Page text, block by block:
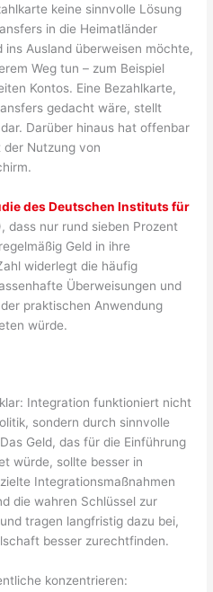
keine sinnvolle Lösung
in die Heimatländer
Ausland überweisen möchte,
Weg tun – zum Beispiel
Kontos. Eine Bezahlkarte,
gedacht wäre, stellt
Darüber hinaus hat offenbar
Nutzung von
des Deutschen Instituts für
dass nur rund sieben Prozent
Geld in ihre
widerlegt die häufig
Überweisungen und
praktischen Anwendung
würde.
Integration funktioniert nicht
sondern durch sinnvolle
Geld, das für die Einführung
würde, sollte besser in
Integrationsmaßnahmen
die wahren Schlüssel zur
tragen langfristig dazu bei,
besser zurechtfinden.
konzentrieren: